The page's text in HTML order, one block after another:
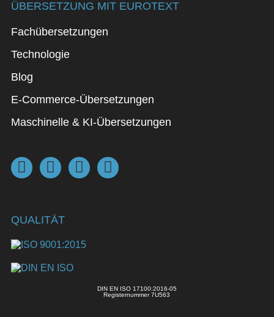
ÜBERSETZUNG MIT EUROTEXT
Fachübersetzungen
Technologie
Blog
E-Commerce-Übersetzungen
Maschinelle & KI-Übersetzungen
QUALITÄT
DIN EN ISO 17100:2016-05
Registernummer 7U563